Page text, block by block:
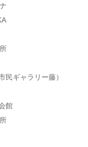
ギャラリー藤）
館